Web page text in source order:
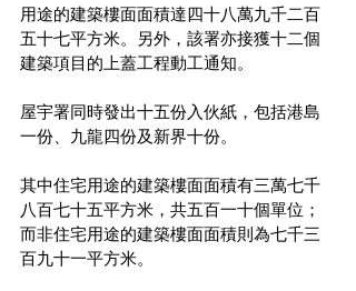
用途的建築樓面面積達四十八萬九千二百
五十七平方米。另外，該署亦接獲十二個
建築項目的上蓋工程動工通知。
屋宇署同時發出十五份入伙紙，包括港島
一份、九龍四份及新界十份。
其中住宅用途的建築樓面面積有三萬七千
八百七十五平方米，共五百一十個單位；
而非住宅用途的建築樓面面積則為七千三
百九十一平方米。